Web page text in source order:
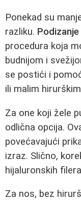
Ponekad su
razliku.
procedura koja
budnijom i
se postići i
ili malim
Za one koji žele
odlična opcija.
povećavajući
izraz. Slično,
hijaluronskih
Za nos, bez